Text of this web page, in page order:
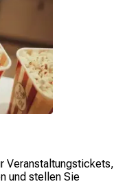
Veranstaltungstickets,
und stellen Sie